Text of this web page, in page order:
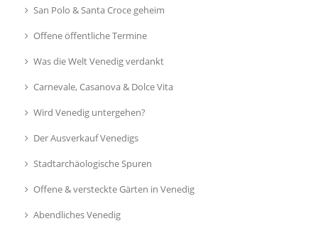
San Polo & Santa Croce geheim
Offene öffentliche Termine
Was die Welt Venedig verdankt
Carnevale, Casanova & Dolce Vita
Wird Venedig untergehen?
Der Ausverkauf Venedigs
Stadtarchäologische Spuren
Offene & versteckte Gärten in Venedig
Abendliches Venedig